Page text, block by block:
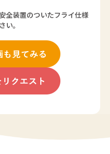
全装置のついたフライ仕様
い。